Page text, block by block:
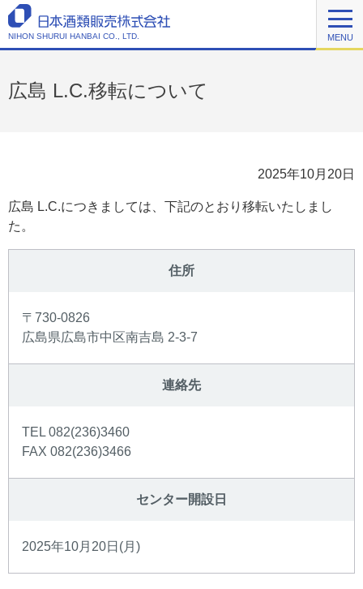
NIHON SHURUI HANBAI CO., LTD. MENU
広島 L.C.移転について
2025年10月20日
広島 L.C.につきましては、下記のとおり移転いたしまし
た。
住所
〒730-0826
広島県広島市中区南吉島 2-3-7
連絡先
TEL 082(236)3460
FAX 082(236)3466
センター開設日
2025年10月20日(月)